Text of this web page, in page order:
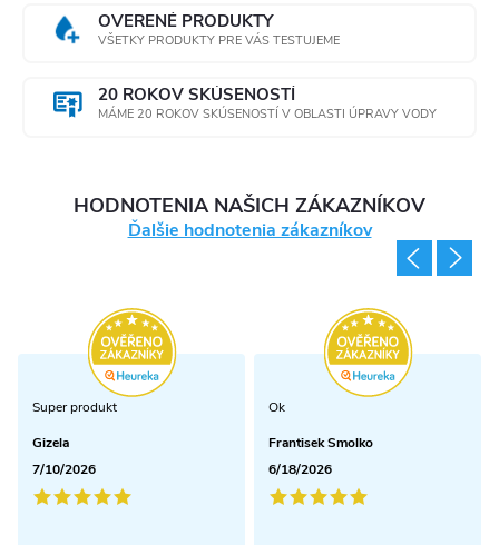
OVERENÉ PRODUKTY
VŠETKY PRODUKTY PRE VÁS TESTUJEME
20 ROKOV SKÚSENOSTÍ
MÁME 20 ROKOV SKÚSENOSTÍ V OBLASTI ÚPRAVY VODY
HODNOTENIA NAŠICH ZÁKAZNÍKOV
Ďalšie hodnotenia zákazníkov
Super produkt
Gizela
7/10/2026
Ok
Frantisek Smolko
6/18/2026